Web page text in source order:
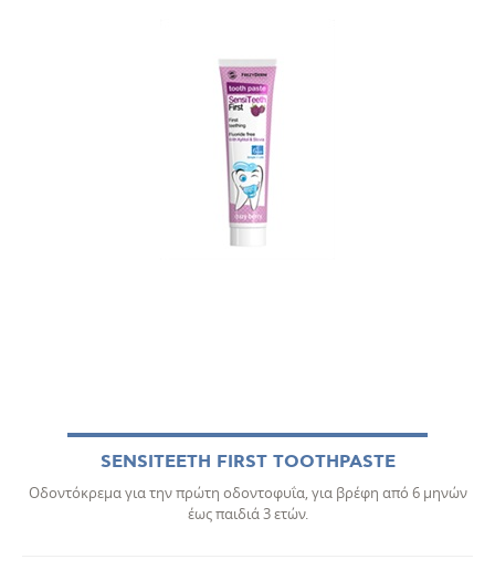
SENSITEETH FIRST TOOTHPASTE
Οδοντόκρεμα για την πρώτη οδοντοφυΐα, για βρέφη από 6 μηνών
έως παιδιά 3 ετών.